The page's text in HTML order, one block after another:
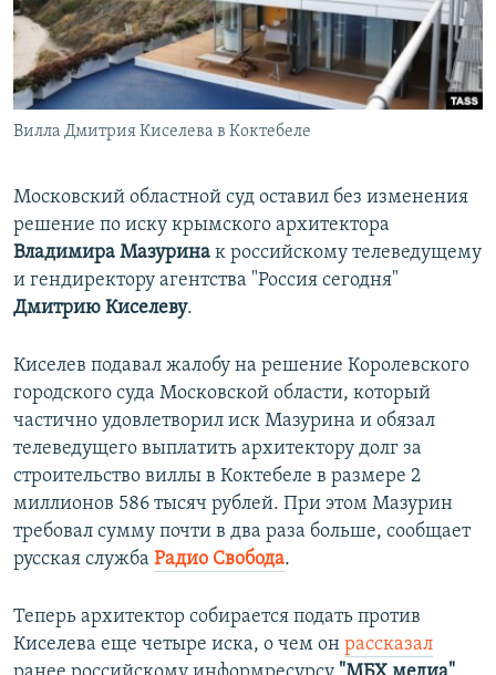
ПОБЕДИТЕЛЕЙ НЕ СУДЯТ?
КРЫМ.НЕПОКОРЕННЫЙ
ELIFBE
УКРАИНСКАЯ ПРОБЛЕМА КРЫМА
ПРИСОЕДИНЯЙТЕСЬ!
Вилла Дмитрия Киселева в Коктебеле
Московский областной суд оставил без изменения
решение по иску крымского архитектора
Владимира Мазурина к российскому телеведущему
и гендиректору агентства "Россия сегодня"
Дмитрию Киселеву.
Киселев подавал жалобу на решение Королевского
городского суда Московской области, который
частично удовлетворил иск Мазурина и обязал
телеведущего выплатить архитектору долг за
строительство виллы в Коктебеле в размере 2
миллионов 586 тысяч рублей. При этом Мазурин
требовал сумму почти в два раза больше, сообщает
русская служба Радио Свобода.
Теперь архитектор собирается подать против
Киселева еще четыре иска, о чем он рассказал